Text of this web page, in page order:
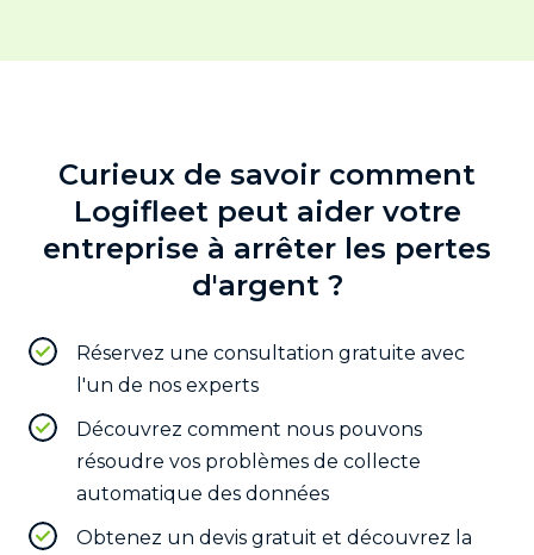
Curieux de savoir comment
Logifleet peut aider votre
entreprise à arrêter les pertes
d'argent ?
Réservez une consultation gratuite avec
l'un de nos experts
Découvrez comment nous pouvons
résoudre vos problèmes de collecte
automatique des données
Obtenez un devis gratuit et découvrez la